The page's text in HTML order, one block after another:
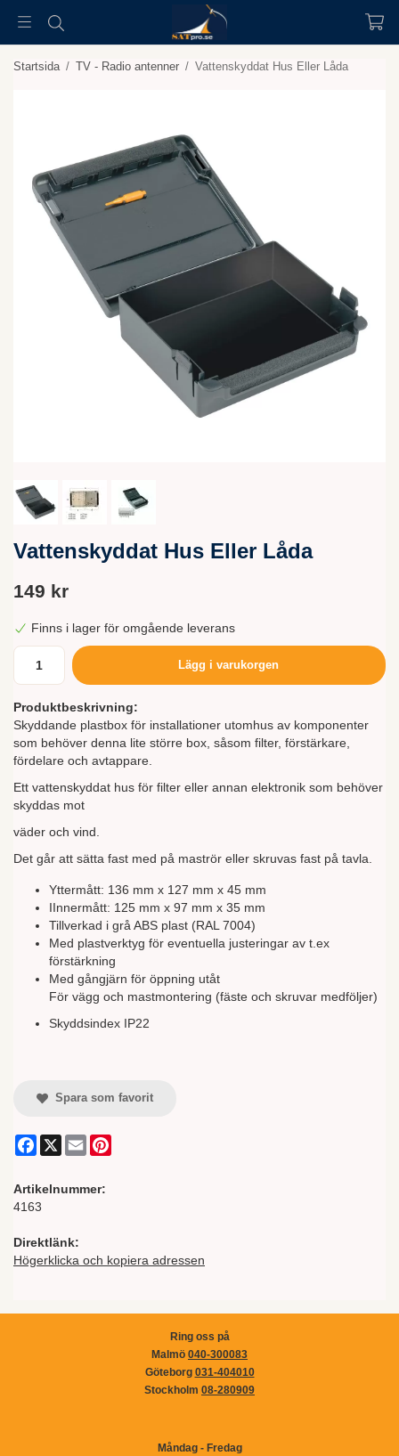
Startsida / TV - Radio antenner / Vattenskyddat Hus Eller Låda
Vattenskyddat Hus Eller Låda
149 kr
Finns i lager för omgående leverans
Lägg i varukorgen
Produktbeskrivning:
Skyddande plastbox för installationer utomhus av komponenter
som behöver denna lite större box, såsom filter, förstärkare,
fördelare och avtappare.
Ett vattenskyddat hus för filter eller annan elektronik som behöver
skyddas mot
väder och vind.
Det går att sätta fast med på maströr eller skruvas fast på tavla.
Yttermått: 136 mm x 127 mm x 45 mm
IInnermått: 125 mm x 97 mm x 35 mm
Tillverkad i grå ABS plast (RAL 7004)
Med plastverktyg för eventuella justeringar av t.ex
förstärkning
Med gångjärn för öppning utåt
För vägg och mastmontering (fäste och skruvar medföljer)
Skyddsindex IP22
Spara som favorit
Facebook
X Email
Artikelnummer:
4163
Direktlänk:
Högerklicka och kopiera adressen
Ring oss på
Malmö 040-300083
Göteborg 031-404010
Stockholm 08-280909
Måndag - Fredag